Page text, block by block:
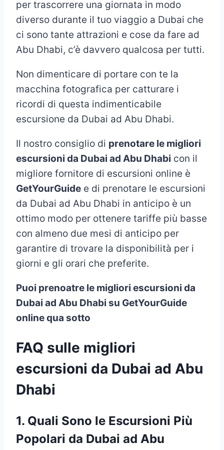
per trascorrere una giornata in modo
diverso durante il tuo viaggio a Dubai che
ci sono tante attrazioni e cose da fare ad
Abu Dhabi, c’è davvero qualcosa per tutti.
Non dimenticare di portare con te la
macchina fotografica per catturare i
ricordi di questa indimenticabile
escursione da Dubai ad Abu Dhabi.
Il nostro consiglio di prenotare le migliori
escursioni da Dubai ad Abu Dhabi con il
migliore fornitore di escursioni online è
GetYourGuide e di prenotare le escursioni
da Dubai ad Abu Dhabi in anticipo è un
ottimo modo per ottenere tariffe più basse
con almeno due mesi di anticipo per
garantire di trovare la disponibilità per i
giorni e gli orari che preferite.
Puoi prenoatre le migliori escursioni da
Dubai ad Abu Dhabi su GetYourGuide
online qua sotto
FAQ sulle migliori
escursioni da Dubai ad Abu
Dhabi
1. Quali Sono le Escursioni Più
Popolari da Dubai ad Abu